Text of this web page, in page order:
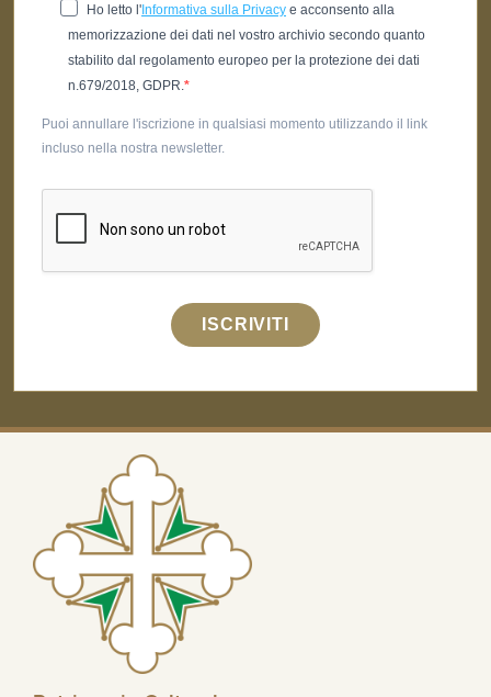
Ho letto l' Informativa sulla Privacy e acconsento alla
memorizzazione dei dati nel vostro archivio secondo quanto
stabilito dal regolamento europeo per la protezione dei dati
n.679/2018, GDPR.
Puoi annullare l'iscrizione in qualsiasi momento utilizzando il link
incluso nella nostra newsletter.
ISCRIVITI